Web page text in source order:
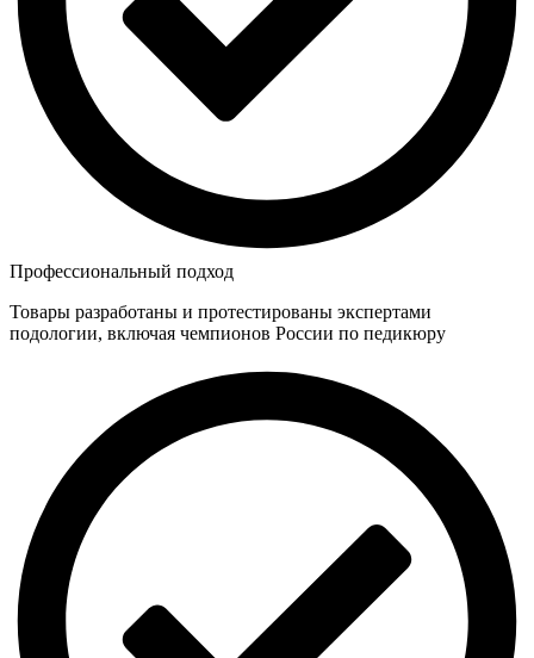
Профессиональный подход
Товары разработаны и протестированы экспертами
подологии, включая чемпионов России по педикюру